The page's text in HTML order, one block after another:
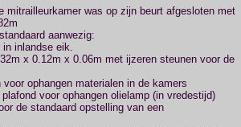
mitrailleurkamer was op zijn beurt afgesloten met
aanwezig:
inlandse eik.
x 0.12m x 0.06m met ijzeren steunen voor de
ophangen materialen in de kamers
voor ophangen olielamp (in vredestijd)
de standaard opstelling van een